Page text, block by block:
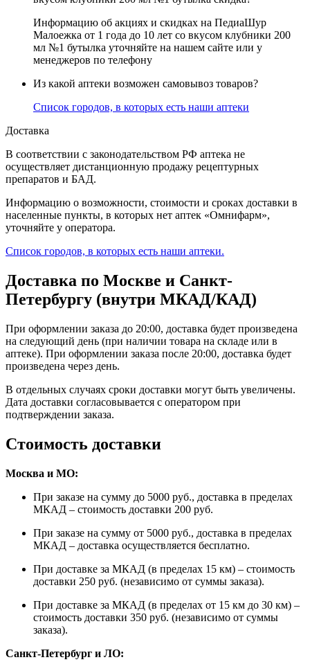
Информацию об акциях и скидках на ПедиаШур
Малоежка от 1 года до 10 лет со вкусом клубники 200
мл №1 бутылка уточняйте на нашем сайте или у
менеджеров по телефону
Из какой аптеки возможен самовывоз товаров?
Список городов, в которых есть наши аптеки
Доставка
В соответствии с законодательством РФ аптека не
осуществляет дистанционную продажу рецептурных
препаратов и БАД.
Информацию о возможности, стоимости и сроках доставки в
населенные пункты, в которых нет аптек «Омнифарм»,
уточняйте у оператора.
Список городов, в которых есть наши аптеки.
Доставка по Москве и Санкт-
Петербургу (внутри МКАД/КАД)
При оформлении заказа до 20:00, доставка будет произведена
на следующий день (при наличии товара на складе или в
аптеке). При оформлении заказа после 20:00, доставка будет
произведена через день.
В отдельных случаях сроки доставки могут быть увеличены.
Дата доставки согласовывается с оператором при
подтверждении заказа.
Стоимость доставки
Москва и МО:
При заказе на сумму до 5000 руб., доставка в пределах
МКАД – стоимость доставки 200 руб.
При заказе на сумму от 5000 руб., доставка в пределах
МКАД – доставка осуществляется бесплатно.
При доставке за МКАД (в пределах 15 км) – стоимость
доставки 250 руб. (независимо от суммы заказа).
При доставке за МКАД (в пределах от 15 км до 30 км) –
стоимость доставки 350 руб. (независимо от суммы
заказа).
Санкт-Петербург и ЛО: